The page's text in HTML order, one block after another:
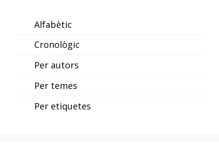
Alfabètic
Cronològic
Per autors
Per temes
Per etiquetes